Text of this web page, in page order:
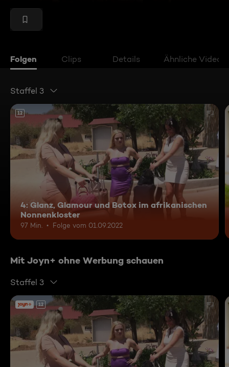
Folgen Clips Details Ähnliche Videos
Staffel 3
12
4: Glanz, Glamour und Botox im afrikanischen
Nonnenkloster
97 Min. Folge vom 01.09.2022
Mit Joyn+ ohne Werbung schauen
Staffel 3
12